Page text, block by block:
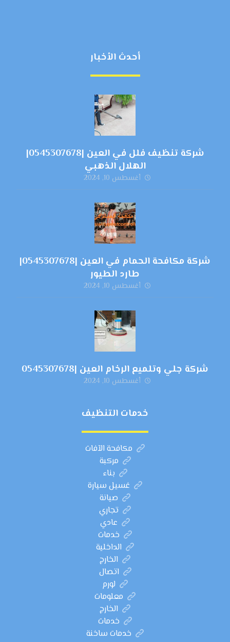
أحدث الأخبار
شركة تنظيف فلل في العين |0545307678|
الهلال الذهبي
أغسطس 10, 2024
شركة مكافحة الحمام في العين |0545307678|
طارد الطيور
أغسطس 10, 2024
شركة جلي وتلميع الرخام العين |0545307678
أغسطس 10, 2024
خدمات التنظيف
مكافحة الآفات
مركبة
بناء
غسيل سيارة
صيانة
تجاري
عادي
خدمات
الداخلية
الخارج
اتصال
لورم
معلومات
الخارج
خدمات
خدمات ساخنة